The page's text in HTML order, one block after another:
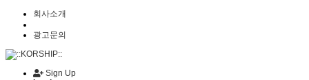
회사소개
광고문의
Sign Up